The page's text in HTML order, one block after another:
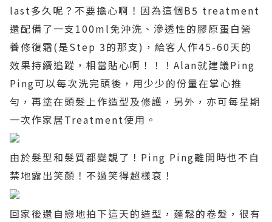
last多久呢？不要擔心啊！因為這個B5 treatment
還配備了一支100ml免沖洗、滲透性的膠原蛋白營
養修復霜(是Step 3的那支) ，給客人作45-60天的
效果持續追蹤，相當貼心啊！！！ Alan就建議Ping
Ping可以每次洗完頭後，用少少的份量在掌心推
勻，再塗在頭髮上作造型及修護，另外，亦可每星期
一次作家居Treatment使用。
由於髮型和髮質都變靚了！ Ping Ping離開時也不自
禁地露出笑顏！不過笑得超樣衰！
回家後還自戀地拍下這天的造型，蓬鬆的卷髮，很有